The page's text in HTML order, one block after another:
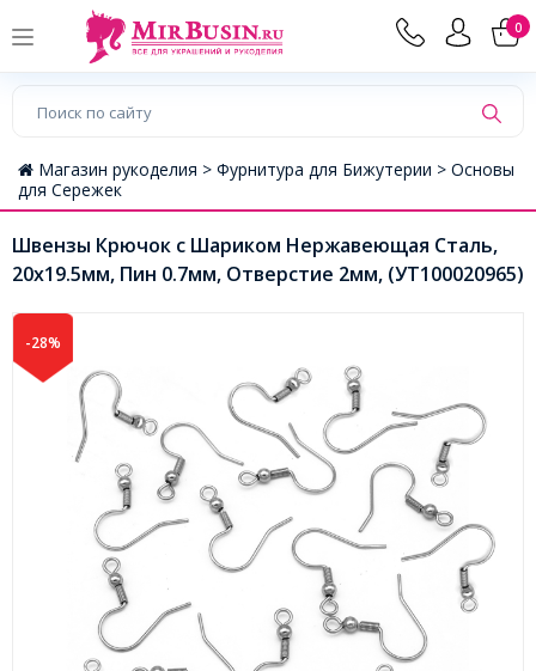
0
Магазин рукоделия > Фурнитура для Бижутерии > Основы
для Сережек
Швензы Крючок с Шариком Нержавеющая Сталь,
20x19.5мм, Пин 0.7мм, Отверстие 2мм, (УТ100020965)
-28%